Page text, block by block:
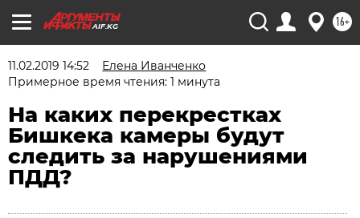
AIF.KG 16+
11.02.2019 14:52
Елена Иванченко
Примерное время чтения: 1 минута
На каких перекрестках
Бишкека камеры будут
следить за нарушениями
ПДД?